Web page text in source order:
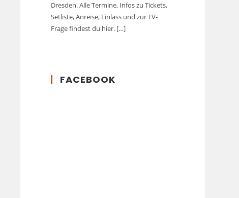
Dresden. Alle Termine, Infos zu Tickets,
Setliste, Anreise, Einlass und zur TV-
Frage findest du hier.[…]
FACEBOOK